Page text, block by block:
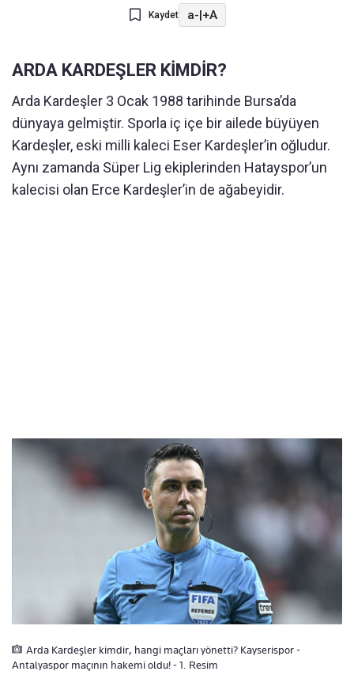
Kaydet a-|+A
ARDA KARDEŞLER KİMDİR?
Arda Kardeşler 3 Ocak 1988 tarihinde Bursa’da
dünyaya gelmiştir. Sporla iç içe bir ailede büyüyen
Kardeşler, eski milli kaleci Eser Kardeşler’in oğludur.
Aynı zamanda Süper Lig ekiplerinden Hatayspor’un
kalecisi olan Erce Kardeşler’in de ağabeyidir.
Arda Kardeşler kimdir, hangi maçları yönetti? Kayserispor -
Antalyaspor maçının hakemi oldu! - 1. Resim